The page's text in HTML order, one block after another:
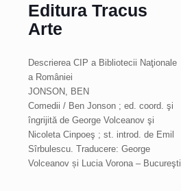
Editura Tracus
Arte
Descrierea CIP a Bibliotecii Naţionale
a României
JONSON, BEN
Comedii / Ben Jonson ; ed. coord. şi
îngrijită de George Volceanov şi
Nicoleta Cinpoeş ; st. introd. de Emil
Sîrbulescu. Traducere: George
Volceanov și Lucia Vorona – Bucureşti